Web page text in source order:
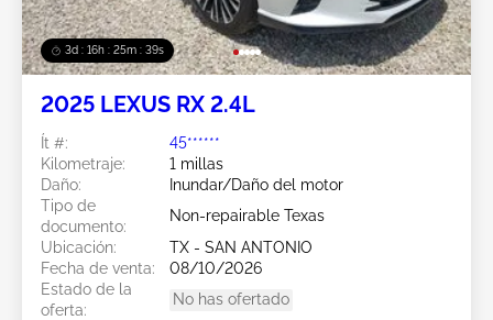
3d : 16h : 25m : 37s
2025 LEXUS RX 2.4L
Ít #:
45******
Kilometraje:
1 millas
Daño:
Inundar/Daño del motor
Tipo de
documento:
Non-repairable Texas
Ubicación:
TX - SAN ANTONIO
Fecha de venta:
08/10/2026
Estado de la
oferta:
No has ofertado